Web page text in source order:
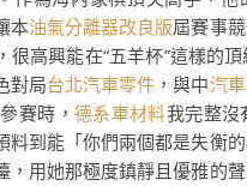
本油氣分離器改良版屆賽事
很高興能在“五羊杯”這樣的
對局台北汽車零件 ，與中汽
賽時， 德系車材料我完整沒
料到能「你們兩個都是失衡
，用她那極度鎮靜且優雅的